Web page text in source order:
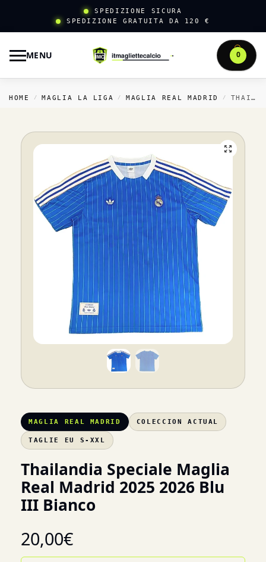
SPEDIZIONE SICURA
SPEDIZIONE GRATUITA DA 120 €
MENU 0
HOME / MAGLIA LA LIGA / MAGLIA REAL MADRID / THAILANDIA SPECIALE MAGLIA REAL MADRID 2025 2026 BLU III BIANCO
MAGLIA REAL MADRID COLECCION ACTUAL
TAGLIE EU S-XXL
Thailandia Speciale Maglia
Real Madrid 2025 2026 Blu
III Bianco
20,00€